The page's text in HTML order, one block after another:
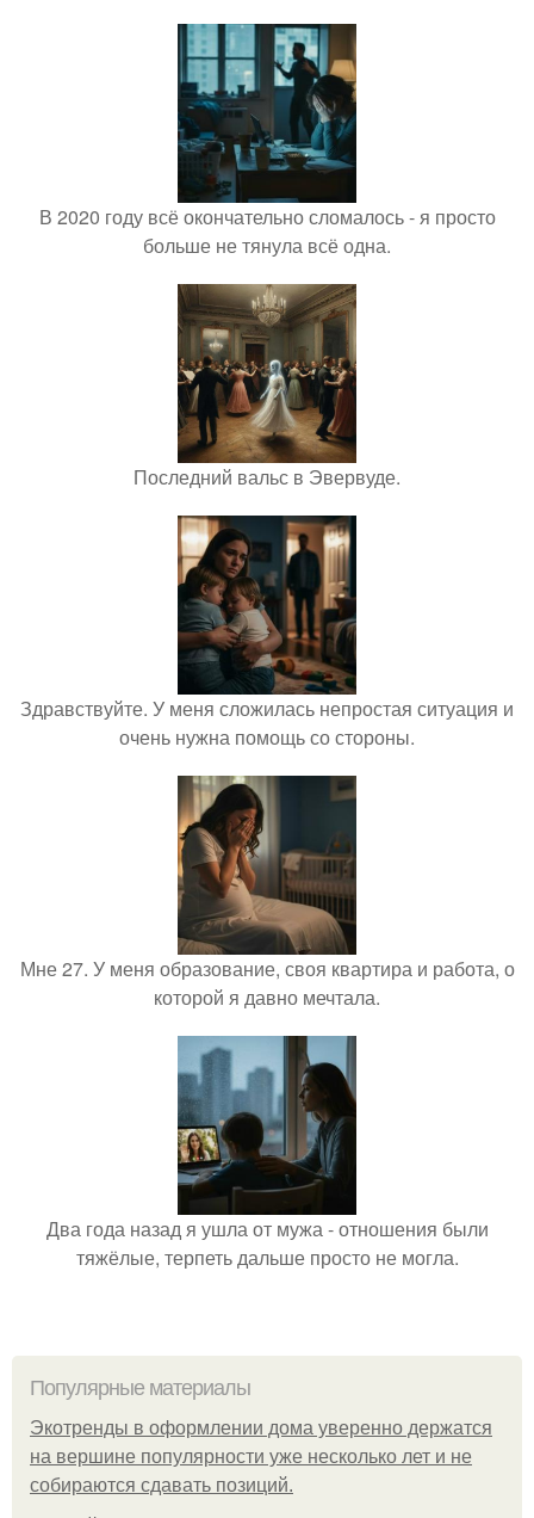
В 2020 году всё окончательно сломалось - я просто
больше не тянула всё одна.
Последний вальс в Эвервуде.
Здравствуйте. У меня сложилась непростая ситуация и
очень нужна помощь со стороны.
Мне 27. У меня образование, своя квартира и работа, о
которой я давно мечтала.
Два года назад я ушла от мужа - отношения были
тяжёлые, терпеть дальше просто не могла.
Популярные материалы
Экотренды в оформлении дома уверенно держатся
на вершине популярности уже несколько лет и не
собираются сдавать позиций.